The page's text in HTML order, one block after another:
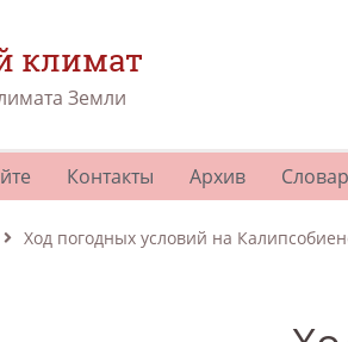
климат
Земли
Контакты Архив
Ход погодных условий на